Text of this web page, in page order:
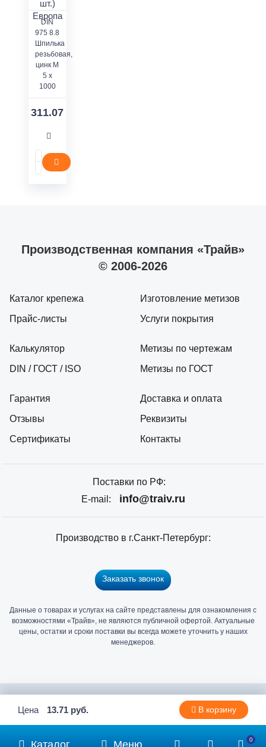
Цена 13.71 руб. В корзину
DIN
975 8.8
Шпилька
резьбовая,
цинк M
5 x
1000
311.07
Производственная компания «Трайв»
© 2006-2026
Каталог крепежа
Прайс-листы
Калькулятор
DIN / ГОСТ / ISO
Гарантия
Отзывы
Сертификаты
Изготовление метизов
Услуги покрытия
Метизы по чертежам
Метизы по ГОСТ
Доставка и оплата
Реквизиты
Контакты
Поставки по РФ:
E-mail:
info@traiv.ru
Производство в г.Санкт-Петербург:
Заказать звонок
Данные о товарах и услугах на сайте представлены для ознакомления с
возможностями «Трайв», не являются публичной офертой. Актуальные
цены, остатки и сроки поставки вы всегда можете уточнить у наших
менеджеров.
Главный
в
Петербурге
2006 - 2026 © Компания «Трайв» производитель и дистрибьютор
Каталог Меню 0